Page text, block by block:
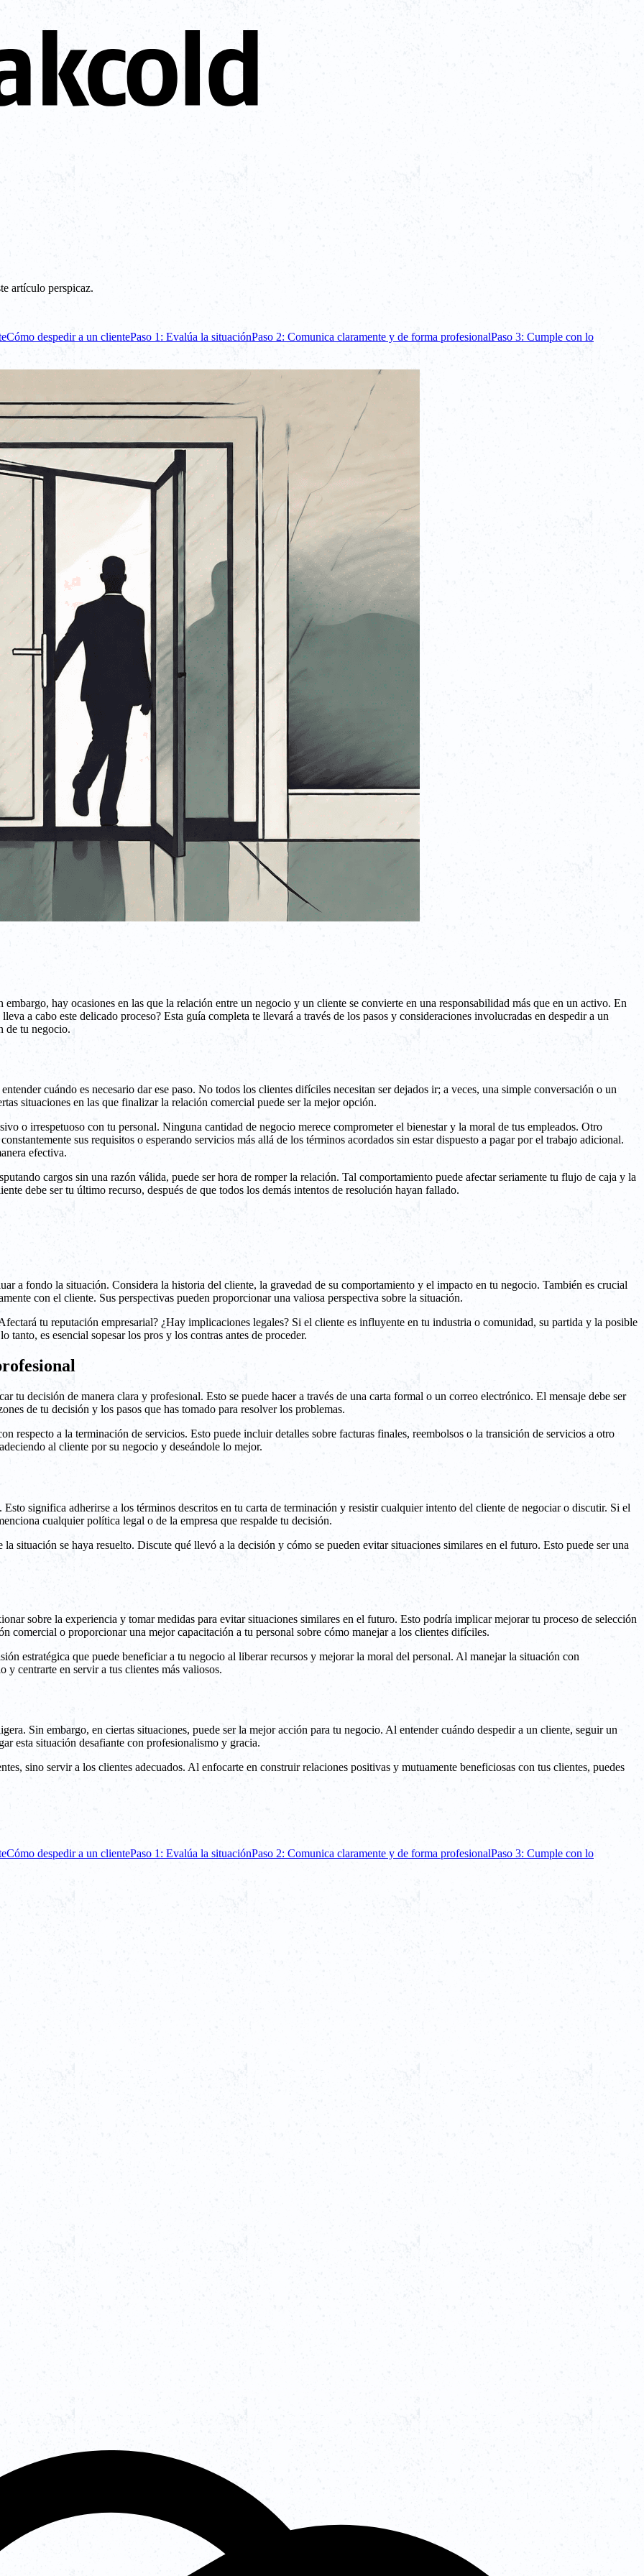
artículo perspicaz.
Cómo despedir a un clientePaso 1: Evalúa la situaciónPaso 2: Comunica claramente y de forma profesionalPaso 3: Cumple con lo
hay ocasiones en las que la relación entre un negocio y un cliente se convierte en una responsabilidad más que en un activo. En
a cabo este delicado proceso? Esta guía completa te llevará a través de los pasos y consideraciones involucradas en despedir a un
de tu negocio.
cuándo es necesario dar ese paso. No todos los clientes difíciles necesitan ser dejados ir; a veces, una simple conversación o un
situaciones en las que finalizar la relación comercial puede ser la mejor opción.
o irrespetuoso con tu personal. Ninguna cantidad de negocio merece comprometer el bienestar y la moral de tus empleados. Otro
sus requisitos o esperando servicios más allá de los términos acordados sin estar dispuesto a pagar por el trabajo adicional.
efectiva.
cargos sin una razón válida, puede ser hora de romper la relación. Tal comportamiento puede afectar seriamente tu flujo de caja y la
debe ser tu último recurso, después de que todos los demás intentos de resolución hayan fallado.
a fondo la situación. Considera la historia del cliente, la gravedad de su comportamiento y el impacto en tu negocio. También es crucial
con el cliente. Sus perspectivas pueden proporcionar una valiosa perspectiva sobre la situación.
tu reputación empresarial? ¿Hay implicaciones legales? Si el cliente es influyente en tu industria o comunidad, su partida y la posible
es esencial sopesar los pros y los contras antes de proceder.
tu decisión de manera clara y profesional. Esto se puede hacer a través de una carta formal o un correo electrónico. El mensaje debe ser
de tu decisión y los pasos que has tomado para resolver los problemas.
respecto a la terminación de servicios. Esto puede incluir detalles sobre facturas finales, reembolsos o la transición de servicios a otro
al cliente por su negocio y deseándole lo mejor.
significa adherirse a los términos descritos en tu carta de terminación y resistir cualquier intento del cliente de negociar o discutir. Si el
cualquier política legal o de la empresa que respalde tu decisión.
situación se haya resuelto. Discute qué llevó a la decisión y cómo se pueden evitar situaciones similares en el futuro. Esto puede ser una
sobre la experiencia y tomar medidas para evitar situaciones similares en el futuro. Esto podría implicar mejorar tu proceso de selección
comercial o proporcionar una mejor capacitación a tu personal sobre cómo manejar a los clientes difíciles.
estratégica que puede beneficiar a tu negocio al liberar recursos y mejorar la moral del personal. Al manejar la situación con
y centrarte en servir a tus clientes más valiosos.
Sin embargo, en ciertas situaciones, puede ser la mejor acción para tu negocio. Al entender cuándo despedir a un cliente, seguir un
esta situación desafiante con profesionalismo y gracia.
sino servir a los clientes adecuados. Al enfocarte en construir relaciones positivas y mutuamente beneficiosas con tus clientes, puedes
Cómo despedir a un clientePaso 1: Evalúa la situaciónPaso 2: Comunica claramente y de forma profesionalPaso 3: Cumple con lo